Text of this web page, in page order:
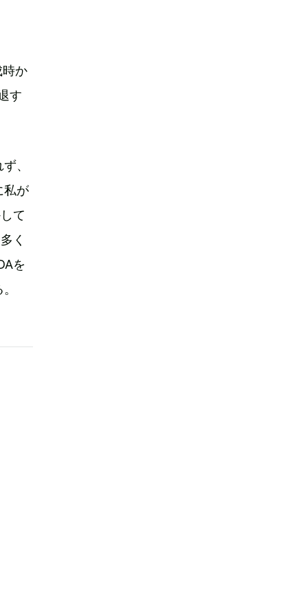
時か
す
、
私が
て
く
を